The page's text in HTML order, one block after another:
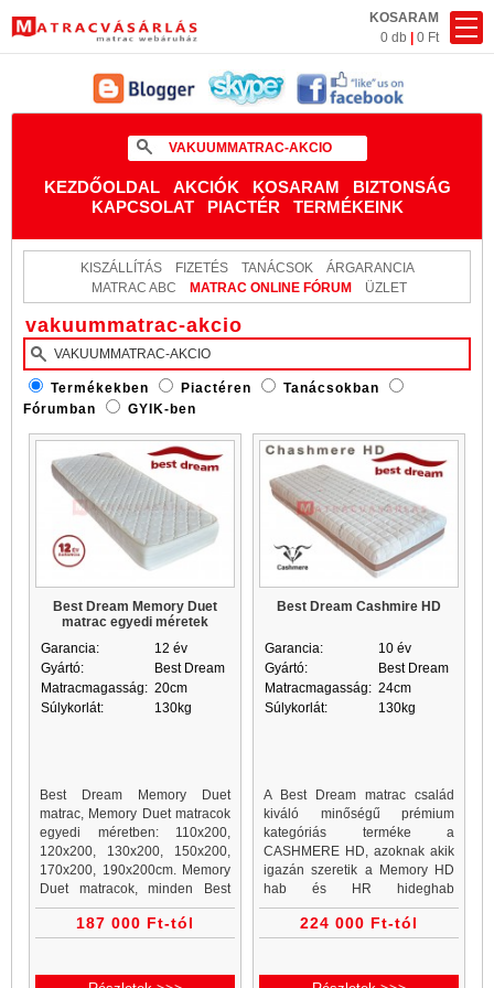
KOSARAM
0 db
0 Ft
KEZDŐOLDAL AKCIÓK KOSARAM
BIZTONSÁG
KAPCSOLAT
PIACTÉR TERMÉKEINK
KISZÁLLÍTÁS FIZETÉS TANÁCSOK
ÁRGARANCIA
MATRAC ABC
MATRAC ONLINE FÓRUM ÜZLET
vakuummatrac-akcio
Termékekben Piactéren
Tanácsokban
Fórumban
GYIK-ben
Best Dream Memory Duet
matrac egyedi méretek
Garancia:
12 év
Gyártó:
Best Dream
Matracmagasság: 20cm
Súlykorlát:
130kg
Best Dream Memory Duet
matrac, Memory Duet matracok
egyedi méretben: 110x200,
120x200, 130x200, 150x200,
170x200, 190x200cm. Memory
Duet matracok, minden Best
Dream Memory Duet egyedi
méretek rendelhetők.
187 000 Ft-tól
Best Dream Cashmire HD
Garancia:
10 év
Gyártó:
Best Dream
Matracmagasság: 24cm
Súlykorlát:
130kg
A Best Dream matrac család
kiváló minőségű prémium
kategóriás terméke a
CASHMERE HD, azoknak akik
igazán szeretik a Memory HD
hab és HR hideghab
komfortérzetét. A matrac
tökéletesen idomul a test
224 000 Ft-tól